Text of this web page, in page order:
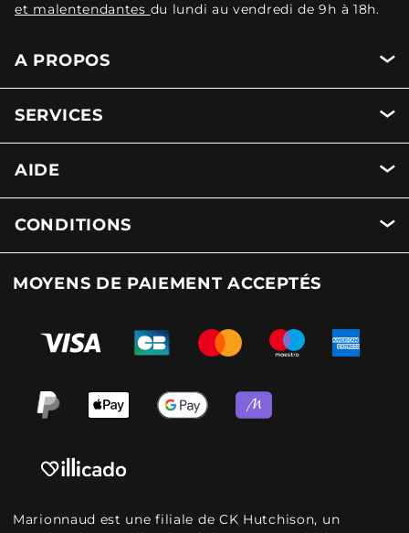
et malentendantes du lundi au vendredi de 9h à 18h.
A PROPOS
SERVICES
AIDE
CONDITIONS
MOYENS DE PAIEMENT ACCEPTÉS
Marionnaud est une filiale de CK Hutchison, un